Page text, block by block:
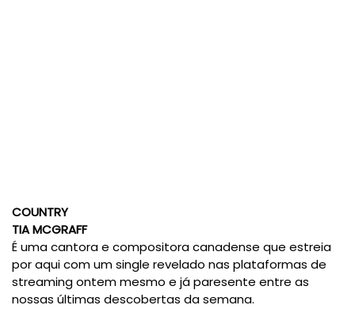
COUNTRY
TIA MCGRAFF
É uma cantora e compositora canadense que estreia
por aqui com um single revelado nas plataformas de
streaming ontem mesmo e já paresente entre as
nossas últimas descobertas da semana.